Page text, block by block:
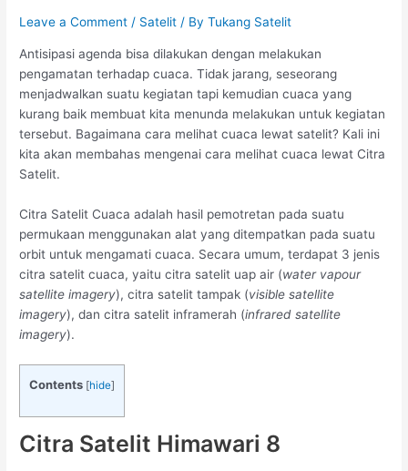
Leave a Comment / Satelit / ByTukang Satelit
Antisipasi agenda bisa dilakukan dengan melakukan
pengamatan terhadap cuaca. Tidak jarang, seseorang
menjadwalkan suatu kegiatan tapi kemudian cuaca yang
kurang baik membuat kita menunda melakukan untuk kegiatan
tersebut. Bagaimana cara melihat cuaca lewat satelit? Kali ini
kita akan membahas mengenai cara melihat cuaca lewat Citra
Satelit.
Citra Satelit Cuaca adalah hasil pemotretan pada suatu
permukaan menggunakan alat yang ditempatkan pada suatu
orbit untuk mengamati cuaca. Secara umum, terdapat 3 jenis
citra satelit cuaca, yaitu citra satelit uap air (water vapour
satellite imagery), citra satelit tampak (visible satellite
imagery), dan citra satelit inframerah (infrared satellite
imagery).
Contents [hide]
Citra Satelit Himawari 8